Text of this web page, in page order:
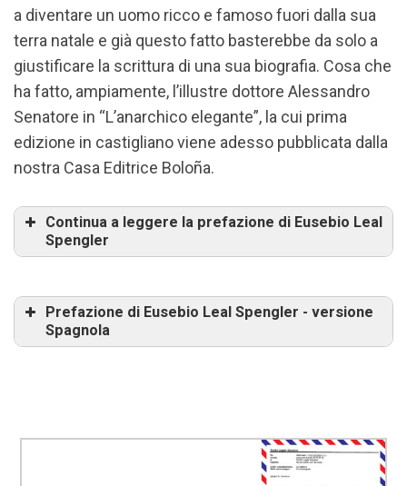
a diventare un uomo ricco e famoso fuori dalla sua
terra natale e già questo fatto basterebbe da solo a
giustificare la scrittura di una sua biografia. Cosa che
ha fatto, ampiamente, l’illustre dottore Alessandro
Senatore in “L’anarchico elegante”, la cui prima
edizione in castigliano viene adesso pubblicata dalla
nostra Casa Editrice Boloña.
Continua a leggere la prefazione di Eusebio Leal
Spengler
Prefazione di Eusebio Leal Spengler - versione
Spagnola